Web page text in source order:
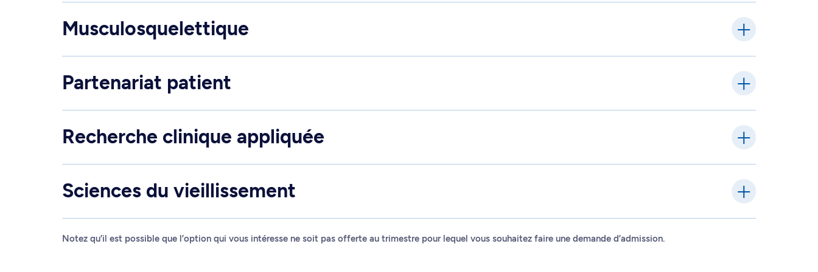
Musculosquelettique
Partenariat patient
Recherche clinique appliquée
Sciences du vieillissement
Notez qu’il est possible que l’option qui vous intéresse ne soit pas offerte au trimestre pour lequel vous souhaitez faire une demande d’admission.